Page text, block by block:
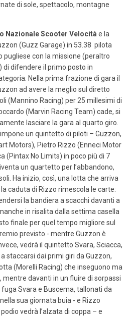
di sole, spettacolo, montagne
Nazionale Scooter Velocità e la
(Guzz Garage) in 53.38 pilota
pugliese con la missione (peraltro
difendere il primo posto in
Nella prima frazione di gara il
ad avere la meglio sul diretto
(Mannino Racing) per 25 millesimi di
(Marvin Racing Team) cade, si
lasciare la gara al quarto giro.
un quintetto di piloti – Guzzon,
Motors), Pietro Rizzo (Enneci Motor
(Pintax No Limits) in poco più di 7
un quartetto per l’abbandono,
Ha inizio, così, una lotta che arriva
caduta di Rizzo rimescola le carte:
la bandiera a scacchi davanti a
in risalita dalla settima casella
finale per quel tempo migliore sul
previsto - mentre Guzzon è
vedrà il quintetto Svara, Sciacca,
staccarsi dai primi giri da Guzzon,
(Morelli Racing) che inseguono ma
davanti in un fluire di sorpassi
Svara e Buscema, tallonati da
sua giornata buia - e Rizzo
vedrà l’alzata di coppa – e